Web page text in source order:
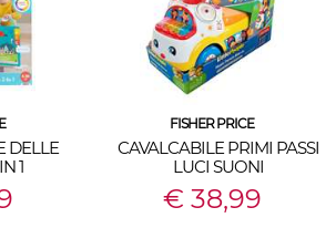
DELLE
1
FISHER PRICE
CAVALCABILE PRIMI PASSI
LUCI SUONI
€ 38,99